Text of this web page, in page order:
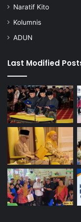
o
u
k
v
i
t
i
Naratif Kito
Kolumnis
ADUN
Last Modified